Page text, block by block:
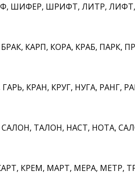
ШИФЕР, ШРИФТ, ЛИТР,
КАРП, КОРА, КРАБ, ПАРК,
КРАН, КРУГ, НУГА, РАНГ,
ТАЛОН, НАСТ, НОТА,
КРЕМ, МАРТ, МЕРА, МЕТР,